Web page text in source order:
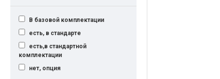
принтер/сканер/факс c
автоподатчиком и дуплексом на
борту
Чёрно-белое МФУ А4 копир/
В базовой комплектации
есть, в стандарте
есть,в стандартной
комплектации
нет, опция